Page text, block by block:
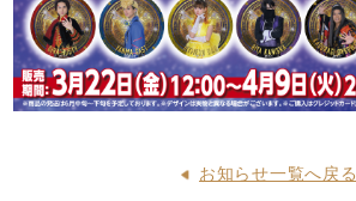
お知らせ一覧へ戻る